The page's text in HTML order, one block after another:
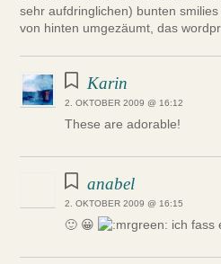
sehr aufdringlichen) bunten
von hinten umgezäumt, das
Karin
2. OKTOBER 2009 @ 16:12
These are adorable!
anabel
2. OKTOBER 2009 @ 16:15
🙂 😀 ich fass